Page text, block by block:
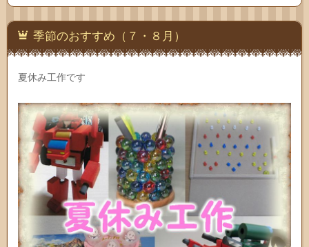
季節のおすすめ（７・８月）
夏休み工作です